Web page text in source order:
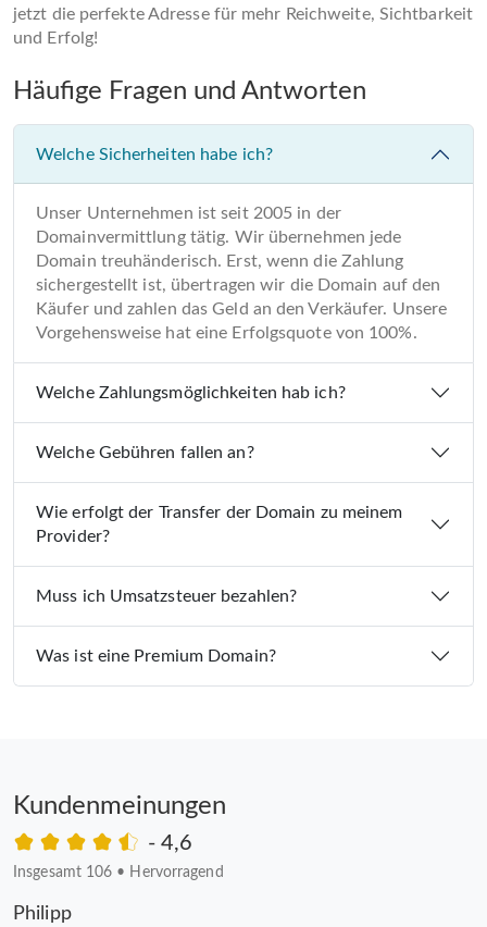
jetzt die perfekte Adresse für mehr Reichweite, Sichtbarkeit
und Erfolg!
Häufige Fragen und Antworten
Welche Sicherheiten habe ich?
Unser Unternehmen ist seit 2005 in der
Domainvermittlung tätig. Wir übernehmen jede
Domain treuhänderisch. Erst, wenn die Zahlung
sichergestellt ist, übertragen wir die Domain auf den
Käufer und zahlen das Geld an den Verkäufer. Unsere
Vorgehensweise hat eine Erfolgsquote von 100%.
Welche Zahlungsmöglichkeiten hab ich?
Welche Gebühren fallen an?
Wie erfolgt der Transfer der Domain zu meinem
Provider?
Muss ich Umsatzsteuer bezahlen?
Was ist eine Premium Domain?
Kundenmeinungen
- 4,6
Insgesamt 106 • Hervorragend
Philipp